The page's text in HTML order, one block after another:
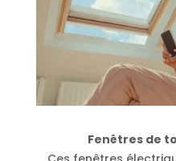
Fenêtres de